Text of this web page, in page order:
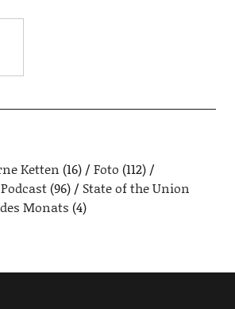
Ketten (16) Foto (112)
Podcast(96)
State of the Union
Monats (4)